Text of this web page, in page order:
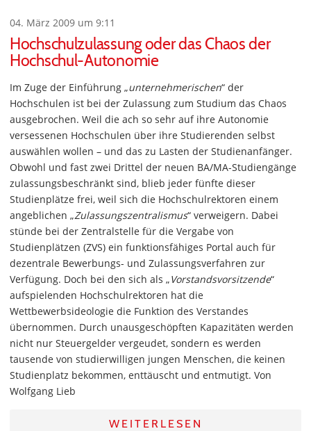
04. März 2009 um 9:11
Hochschulzulassung oder das Chaos der
Hochschul-Autonomie
Im Zuge der Einführung „unternehmerischen“ der
Hochschulen ist bei der Zulassung zum Studium das Chaos
ausgebrochen. Weil die ach so sehr auf ihre Autonomie
versessenen Hochschulen über ihre Studierenden selbst
auswählen wollen – und das zu Lasten der Studienanfänger.
Obwohl und fast zwei Drittel der neuen BA/MA-Studiengänge
zulassungsbeschränkt sind, blieb jeder fünfte dieser
Studienplätze frei, weil sich die Hochschulrektoren einem
angeblichen „Zulassungszentralismus“ verweigern. Dabei
stünde bei der Zentralstelle für die Vergabe von
Studienplätzen (ZVS) ein funktionsfähiges Portal auch für
dezentrale Bewerbungs- und Zulassungsverfahren zur
Verfügung. Doch bei den sich als „Vorstandsvorsitzende“
aufspielenden Hochschulrektoren hat die
Wettbewerbsideologie die Funktion des Verstandes
übernommen. Durch unausgeschöpften Kapazitäten werden
nicht nur Steuergelder vergeudet, sondern es werden
tausende von studierwilligen jungen Menschen, die keinen
Studienplatz bekommen, enttäuscht und entmutigt. Von
Wolfgang Lieb
WEITERLESEN